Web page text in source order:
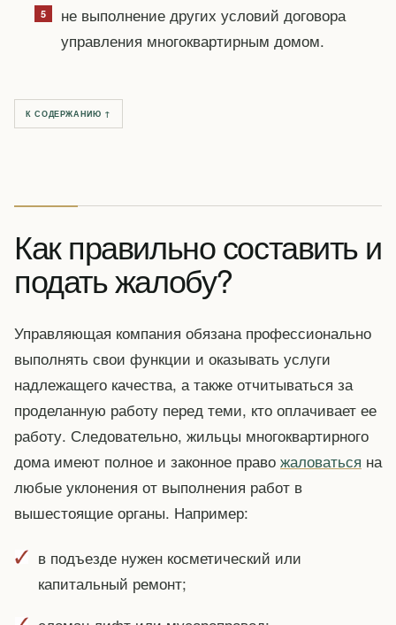
не выполнение других условий договора
управления многоквартирным домом.
К СОДЕРЖАНИЮ ↑
Как правильно составить и
подать жалобу?
Управляющая компания обязана профессионально
выполнять свои функции и оказывать услуги
надлежащего качества, а также отчитываться за
проделанную работу перед теми, кто оплачивает ее
работу. Следовательно, жильцы многоквартирного
дома имеют полное и законное право жаловаться на
любые уклонения от выполнения работ в
вышестоящие органы. Например:
в подъезде нужен косметический или
капитальный ремонт;